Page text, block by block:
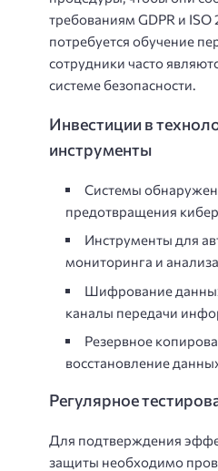
требованиям GDPR и ISO
потребуется обучение
сотрудники часто
системе безопасности.
Инвестиции в
инструменты
Системы
предотвращения
Инструменты для
мониторинга и
Шифрование
каналы передачи
Резервное
восстановление
Регулярное
Для подтверждения
защиты необходимо